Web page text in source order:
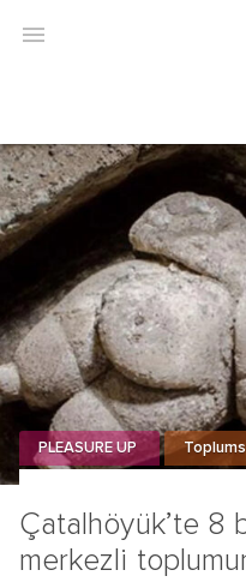

Çatalhöyük’te 8
merkezli
PLEASURE UP